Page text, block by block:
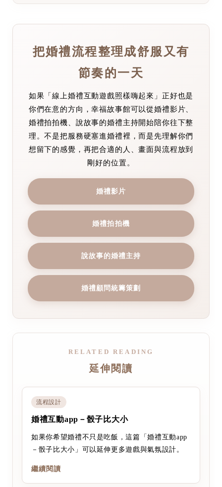
把婚禮流程整理成舒服又有
節奏的一天
如果「線上婚禮互動遊戲照樣嗨起來」正好也是
你們在意的方向，幸福故事館可以從婚禮影片、
婚禮拍拍機、說故事的婚禮主持開始陪你往下整
理。不是把服務硬塞進婚禮裡，而是先理解你們
想留下的感覺，再把合適的人、畫面與流程放到
剛好的位置。
婚禮影片
婚禮拍拍機
說故事的婚禮主持
婚禮顧問統籌策劃
RELATED READING
延伸閱讀
流程設計
婚禮互動app－骰子比大小
如果你希望婚禮不只是吃飯，這篇「婚禮互動app
－骰子比大小」可以延伸更多遊戲與氣氛設計。
繼續閱讀